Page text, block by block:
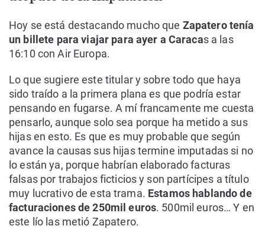
Hoy se está destacando mucho que Zapatero tenía
un billete para viajar para ayer a Caracas a las
16:10 con Air Europa.
Lo que sugiere este titular y sobre todo que haya
sido traído a la primera plana es que podría estar
pensando en fugarse. A mí francamente me cuesta
pensarlo, aunque solo sea porque ha metido a sus
hijas en esto. Es que es muy probable que según
avance la causas sus hijas termine imputadas si no
lo están ya, porque habrían elaborado facturas
falsas por trabajos ficticios y son partícipes a título
muy lucrativo de esta trama. Estamos hablando de
facturaciones de 250mil euros. 500mil euros… Y en
este lío las metió Zapatero.